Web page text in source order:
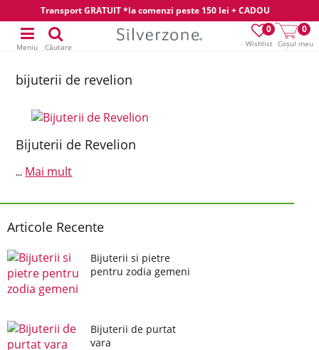
Transport GRATUIT *la comenzi peste 150 lei + CADOU
Wishlist
0
Coșul meu
0
Meniu Căutare
bijuterii de revelion
Bijuterii de Revelion
... Mai mult
Articole Recente
Bijuterii si pietre
pentru zodia gemeni
Bijuterii de purtat
vara